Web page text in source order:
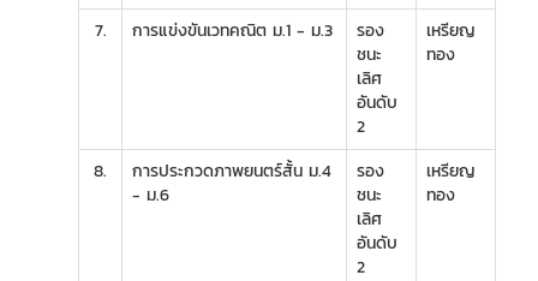
7. การแข่งขันเวทคณิต ม.1 - ม.3
รอง
ชนะ
เลิศ
อันดับ
2
เหรียญ
ทอง
8.
การประกวดภาพยนตร์สั้น ม.4
- ม.6
รอง
ชนะ
เลิศ
อันดับ
2
เหรียญ
ทอง